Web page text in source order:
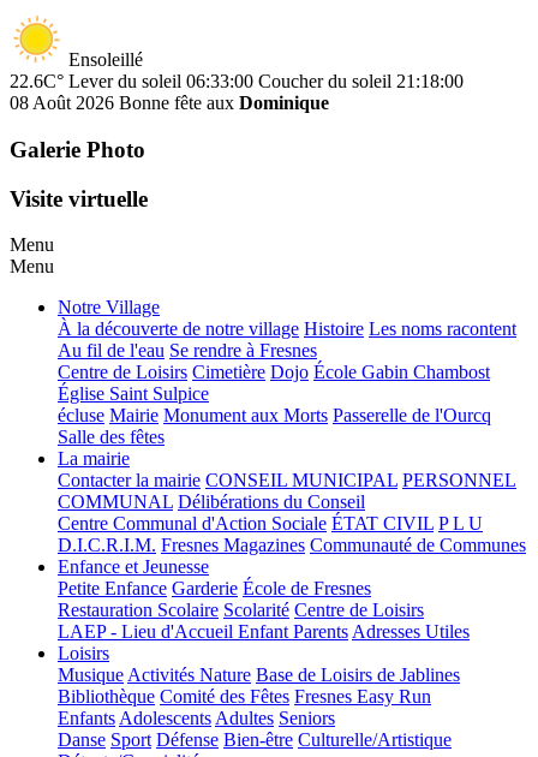
Ensoleillé
22.6C° Lever du soleil 06:33:00 Coucher du soleil 21:18:00
08 Août 2026 Bonne fête aux Dominique
Galerie Photo
Visite virtuelle
Menu
Menu
Notre Village
À la découverte de notre village Histoire Les noms racontent
Au fil de l'eau Se rendre à Fresnes
Centre de Loisirs Cimetière Dojo École Gabin Chambost
Église Saint Sulpice
écluse Mairie Monument aux Morts Passerelle de l'Ourcq
Salle des fêtes
La mairie
Contacter la mairie CONSEIL MUNICIPAL PERSONNEL
COMMUNAL Délibérations du Conseil
Centre Communal d'Action Sociale ÉTAT CIVIL P L U
D.I.C.R.I.M. Fresnes Magazines Communauté de Communes
Enfance et Jeunesse
Petite Enfance Garderie École de Fresnes
Restauration Scolaire Scolarité Centre de Loisirs
LAEP - Lieu d'Accueil Enfant ParentsAdresses Utiles
Loisirs
MusiqueActivités Nature Base de Loisirs de Jablines
Bibliothèque Comité des Fêtes Fresnes Easy Run
EnfantsAdolescentsAdultes Seniors
Danse Sport Défense Bien-être Culturelle/Artistique